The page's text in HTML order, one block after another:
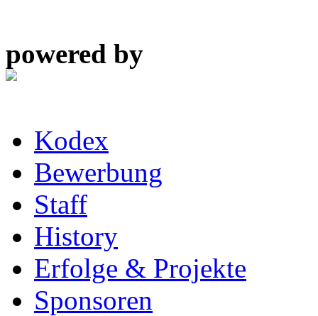
powered by
Kodex
Bewerbung
Staff
History
Erfolge & Projekte
Sponsoren